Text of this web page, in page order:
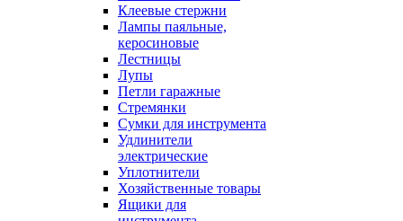
Клеевые стержни
Лампы паяльные,
керосиновые
Лестницы
Лупы
Петли гаражные
Стремянки
Сумки для инструмента
Удлинители
электрические
Уплотнители
Хозяйственные товары
Ящики для